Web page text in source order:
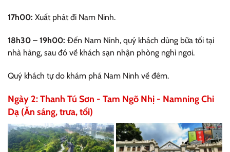
17h00: Xuất phát đi Nam Ninh.
18h30 – 19h00: Đến Nam Ninh, quý khách dùng bữa tối tại
nhà hàng, sau đó về khách sạn nhận phòng nghỉ ngơi.
Quý khách tự do khám phá Nam Ninh về đêm.
Ngày 2: Thanh Tú Sơn - Tam Ngõ Nhị - Namning Chi
Dạ (Ăn sáng, trưa, tối)